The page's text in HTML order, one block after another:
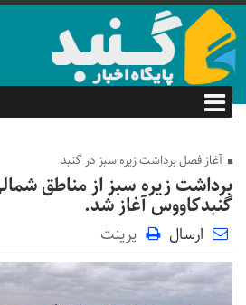
آغاز فصل برداشت زیره سبز در گنبد
برداشت زیره سبز از مناطق
گنبدکاووس آغاز شد.
ارسال پرینت